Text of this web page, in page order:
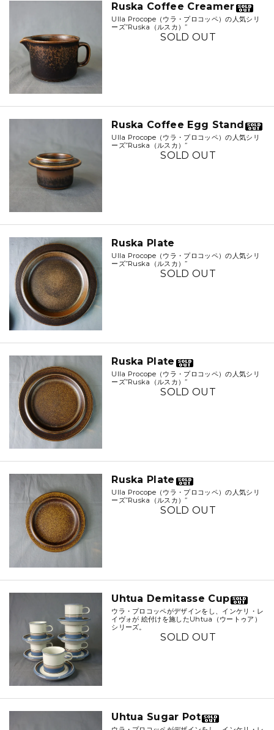
Ruska Coffee Creamer
Ulla Procope（ウラ・プロコッペ）の人気シリ
ーズ”Ruska（ルスカ）”
SOLD OUT
Ruska Coffee Egg Stand
Ulla Procope（ウラ・プロコッペ）の人気シリ
ーズ”Ruska（ルスカ）”
SOLD OUT
Ruska Plate
Ulla Procope（ウラ・プロコッペ）の人気シリ
ーズ”Ruska（ルスカ）”
SOLD OUT
Ruska Plate
Ulla Procope（ウラ・プロコッペ）の人気シリ
ーズ”Ruska（ルスカ）”
SOLD OUT
Ruska Plate
Ulla Procope（ウラ・プロコッペ）の人気シリ
ーズ”Ruska（ルスカ）”
SOLD OUT
Uhtua Demitasse Cup
ウラ・プロコッペがデザインをし、インケリ・レ
イヴォが 絵付けを施したUhtua（ウートゥア）
シリーズ。
SOLD OUT
Uhtua Sugar Pot